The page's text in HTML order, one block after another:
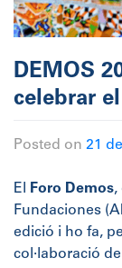
DEMOS
celebrar
Posted on 21
El Foro Demos,
Fundaciones
edició i ho fa,
col·laboració